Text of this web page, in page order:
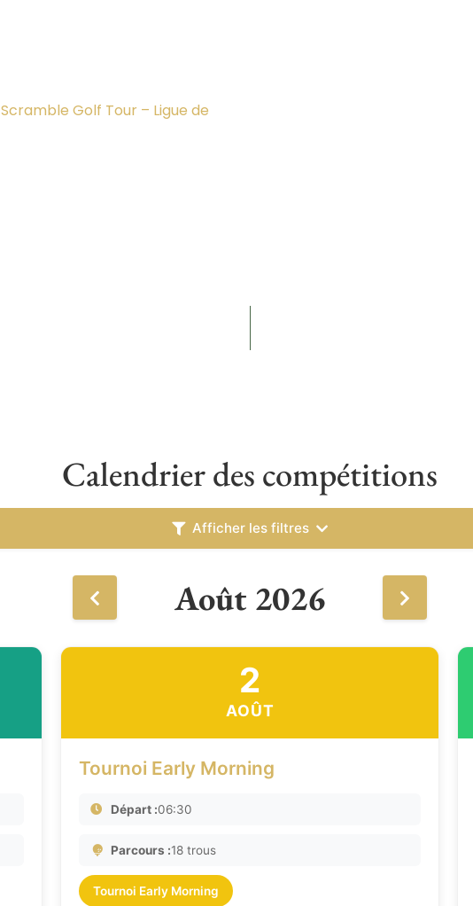
Scramble Golf Tour – Ligue de
Calendrier des compétitions
Afficher les filtres
Août 2026
2
AOÛT
Tournoi Early Morning
Départ :06:30
Parcours :18 trous
Tournoi Early Morning